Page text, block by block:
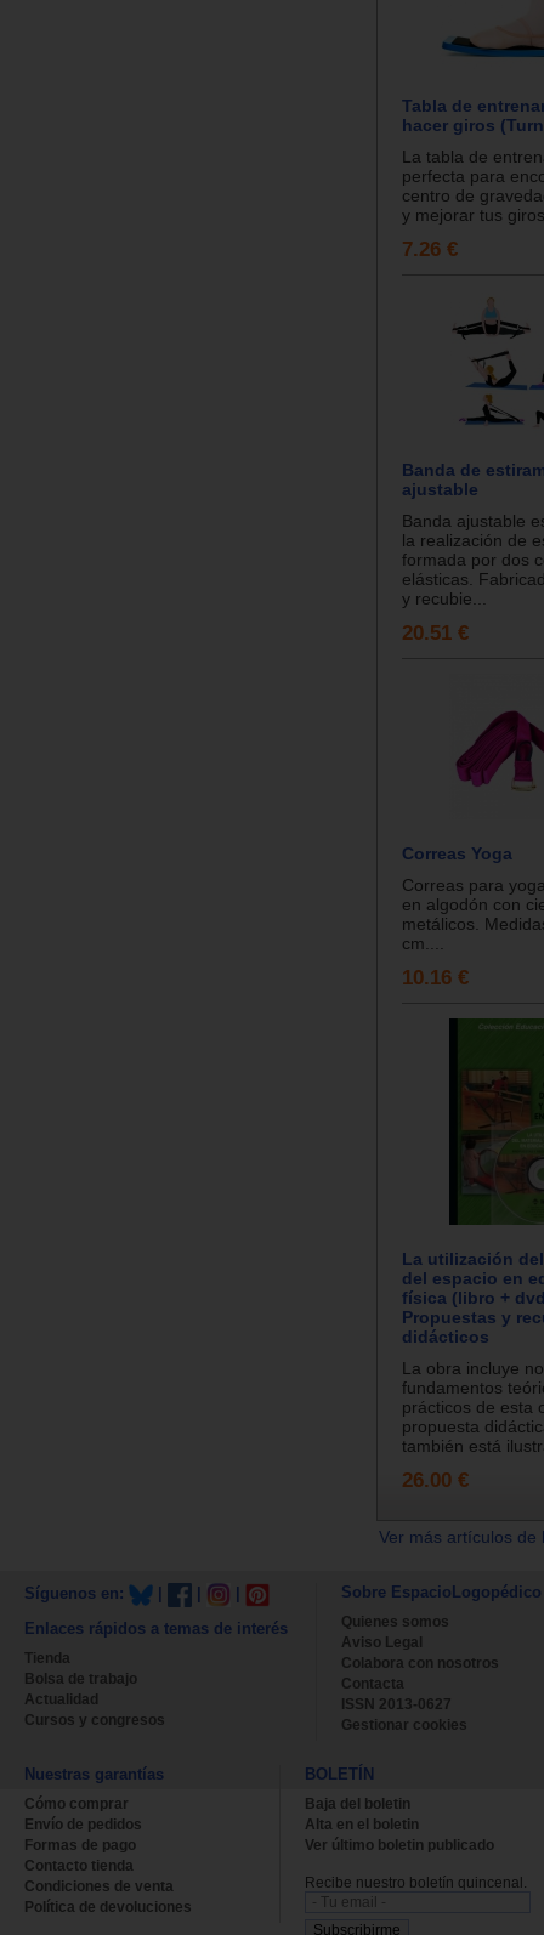
Tabla de
hacer giros
La tabla de
perfecta para
centro de
y mejorar tus
7.26 €
Banda de
ajustable
Banda ajustable
la realización de
formada por dos
elásticas.
y recubie...
20.51 €
Correas Yoga
Correas para
en algodón con
metálicos.
cm....
10.16 €
La utilización
del espacio en
física (libro +
Propuestas y
didácticos
La obra incluye
fundamentos
prácticos de esta
propuesta
también está
26.00 €
Ver más artículos
Síguenos en:
Enlaces rápidos a temas de interés
Tienda
Bolsa de trabajo
Actualidad
Cursos y congresos
Sobre EspacioLogopédico
Quienes somos
Aviso Legal
Colabora con nosotros
Contacta
ISSN 2013-0627
Gestionar cookies
Nuestras garantías
Cómo comprar
Envío de pedidos
Formas de pago
Contacto tienda
Condiciones de venta
Política de devoluciones
BOLETÍN
Baja del boletin
Alta en el boletin
Ver último boletin publicado
Recibe nuestro boletín quincenal.